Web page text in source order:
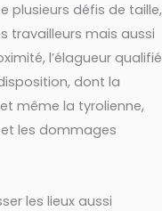
plusieurs défis de taille,
travailleurs mais aussi
l’élagueur qualifié
dont la
même la tyrolienne,
les dommages
les lieux aussi